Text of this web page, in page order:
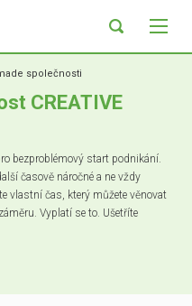
společnosti
CREATIVE
bezproblémový start podnikání.
časově náročné a ne vždy
vlastní čas, který můžete věnovat
Vyplatí se to. Ušetříte